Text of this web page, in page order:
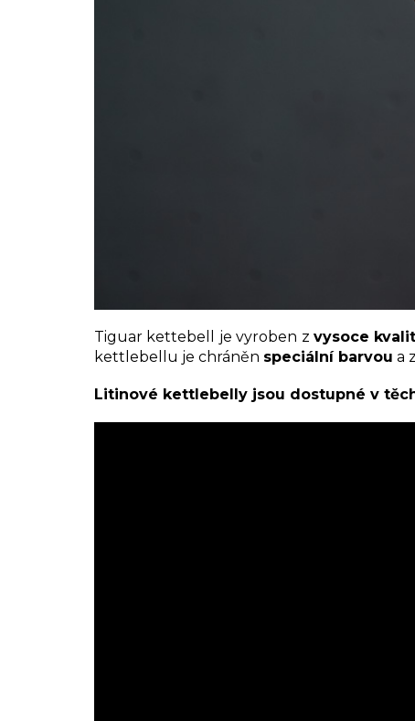
Tiguar kettebell je vyroben z vysoce
kettlebellu je chráněn speciální barvou a
Litinové kettlebelly jsou dostupné v